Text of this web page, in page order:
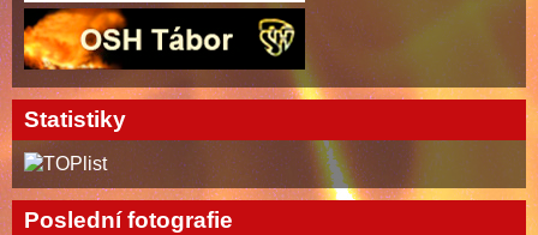
Statistiky
Poslední fotografie